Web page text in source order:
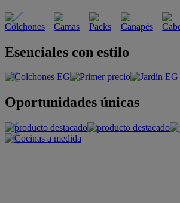
Esenciales con estilo
Oportunidades únicas